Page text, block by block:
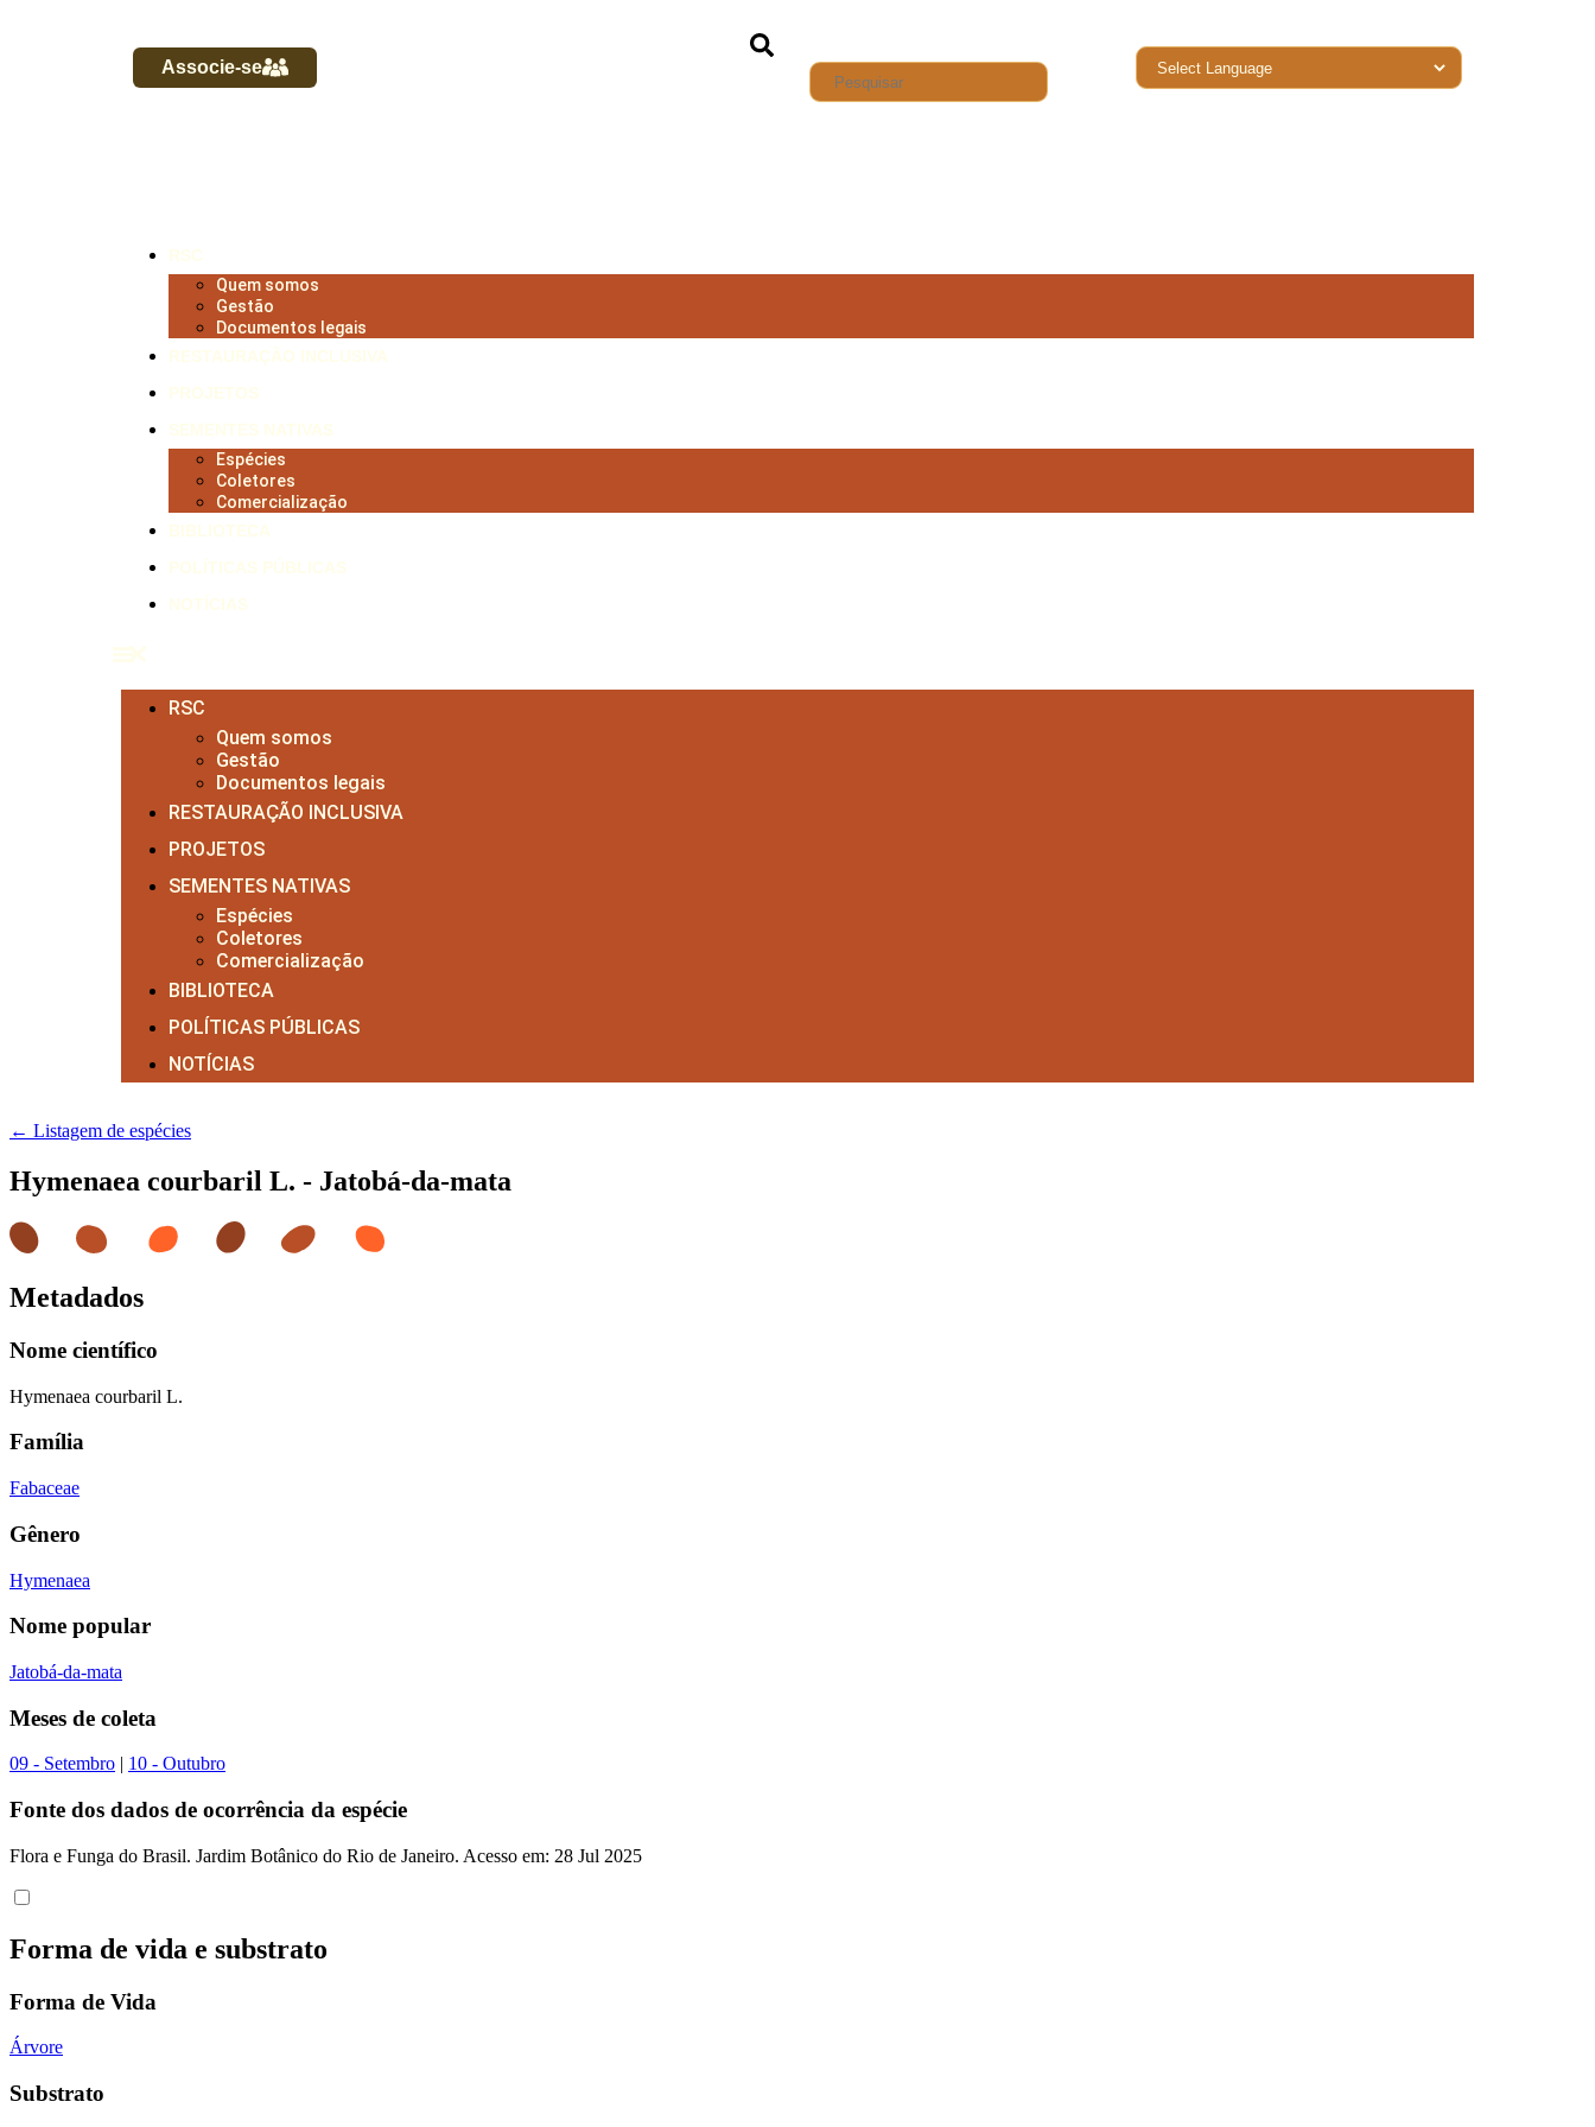
Associe-se
Quem somos
Gestão
Documentos legais
Espécies
Coletores
Comercialização
RSC
Quem somos
Gestão
Documentos legais
RESTAURAÇÃO INCLUSIVA
PROJETOS
SEMENTES NATIVAS
Espécies
Coletores
Comercialização
BIBLIOTECA
POLÍTICAS PÚBLICAS
NOTÍCIAS
← Listagem de espécies
Hymenaea courbaril L. - Jatobá-da-mata
Metadados
Nome científico
Hymenaea courbaril L.
Família
Fabaceae
Gênero
Hymenaea
Nome popular
Jatobá-da-mata
Meses de coleta
09 - Setembro | 10 - Outubro
Fonte dos dados de ocorrência da espécie
Flora e Funga do Brasil. Jardim Botânico do Rio de Janeiro. Acesso em: 28 Jul 2025
Forma de vida e substrato
Forma de Vida
Árvore
Substrato